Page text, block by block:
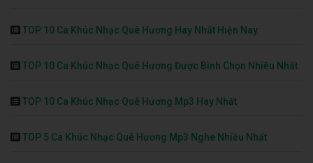
TOP 10 Ca Khúc Nhạc Quê Hương Hay Nhất Hiện Nay
TOP 10 Ca Khúc Nhạc Quê Hương Được Bình Chọn Nhiều Nhất
TOP 10 Ca Khúc Nhạc Quê Hương Mp3 Hay Nhất
TOP 5 Ca Khúc Nhạc Quê Hương Mp3 Nghe Nhiều Nhất